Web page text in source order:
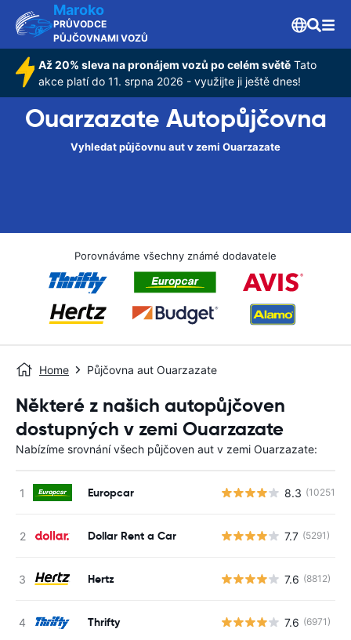
Maroko
PRŮVODCE
PŮJČOVNAMI VOZŮ
Až 20% sleva na pronájem vozů po celém světě Tato
akce platí do 11. srpna 2026 - využijte ji ještě dnes!
Ouarzazate Autopůjčovna
Vyhledat půjčovnu aut v zemi Ouarzazate
Porovnáváme všechny známé dodavatele
Home Půjčovna aut Ouarzazate
Některé z našich autopůjčoven
dostupných v zemi Ouarzazate
Nabízíme srovnání všech půjčoven aut v zemi Ouarzazate:
Europcar 8.3 (10251)
Dollar Rent a Car 7.7 (5291)
Hertz 7.6 (8812)
Thrifty 7.6 (6971)